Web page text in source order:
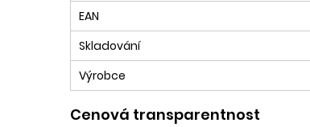
EAN
Skladování
Výrobce
Cenová transparentnost